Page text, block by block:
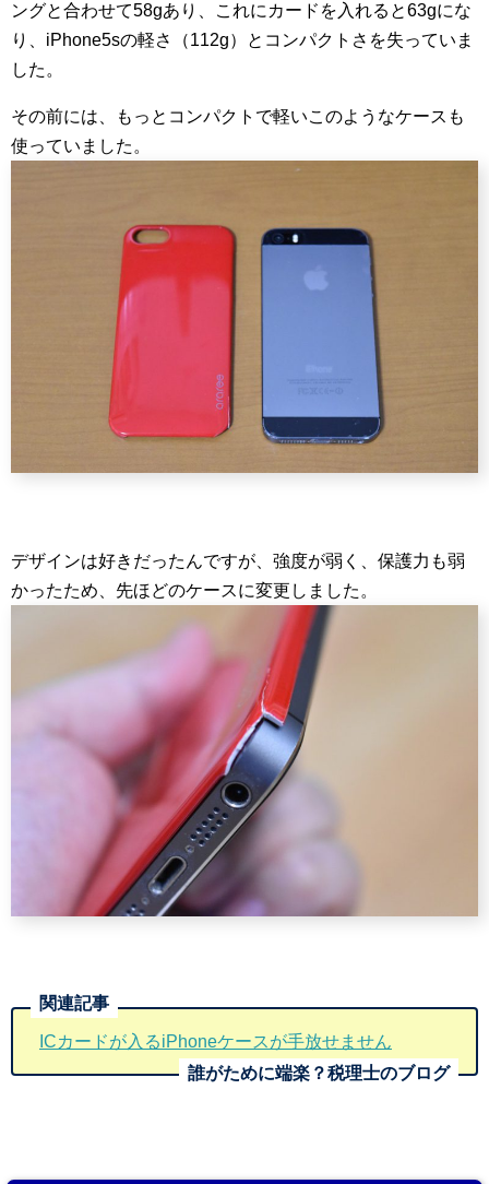
ングと合わせて58gあり、これにカードを入れると63gにな
り、iPhone5sの軽さ（112g）とコンパクトさを失っていま
した。
その前には、もっとコンパクトで軽いこのようなケースも
使っていました。
デザインは好きだったんですが、強度が弱く、保護力も弱
かったため、先ほどのケースに変更しました。
ICカードが入るiPhoneケースが手放せません